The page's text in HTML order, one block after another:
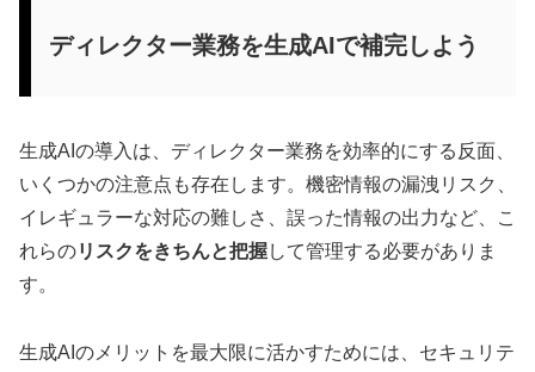
ディレクター業務を生成AIで補完しよう
生成AIの導入は、ディレクター業務を効率的にする反面、
いくつかの注意点も存在します。機密情報の漏洩リスク、
イレギュラーな対応の難しさ、誤った情報の出力など、こ
れらのリスクをきちんと把握して管理する必要がありま
す。
生成AIのメリットを最大限に活かすためには、セキュリテ